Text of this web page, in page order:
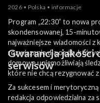
2026 Polska informacje
Program „22:30” to nowa
skondensowanej, 15-
najważniejsze wiadomości z
rozwiązanie dla osób,
domowe uniemożliwiają
które nie chcą rezygnować
Gwarancja
serwisów
Za sukcesem i
redakcja odpowiedzialna za